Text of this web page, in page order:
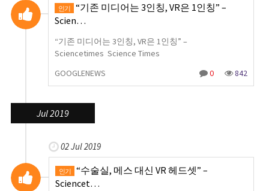
인기
“기존 미디어는 3인칭, VR은 1인칭” –
Scien…
“기존 미디어는 3인칭, VR은 1인칭” –
Sciencetimes Science Times
GOOGLENEWS
0 842
Jul 2019
02 Jul 2019
인기
“수술실, 메스 대신 VR 헤드셋” –
Sciencet…